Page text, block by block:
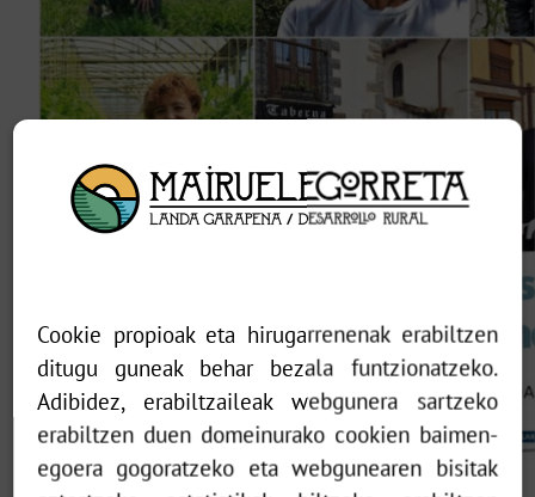
Cookie propioak eta hirugarrenenak erabiltzen
ditugu guneak behar bezala funtzionatzeko.
Adibidez, erabiltzaileak webgunera sartzeko
erabiltzen duen domeinurako cookien baimen-
egoera gogoratzeko eta webgunearen bisitak